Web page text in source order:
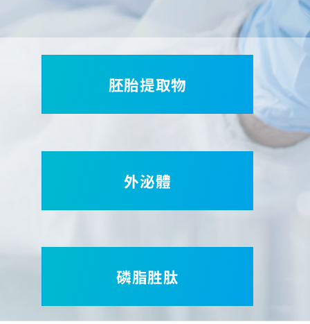
胚胎提取物
外泌體
磷脂胜肽